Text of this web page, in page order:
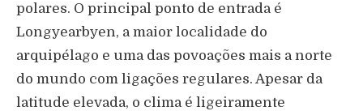
polares. O principal ponto de entrada é
Longyearbyen, a maior localidade do
arquipélago e uma das povoações mais a norte
do mundo com ligações regulares. Apesar da
latitude elevada, o clima é ligeiramente